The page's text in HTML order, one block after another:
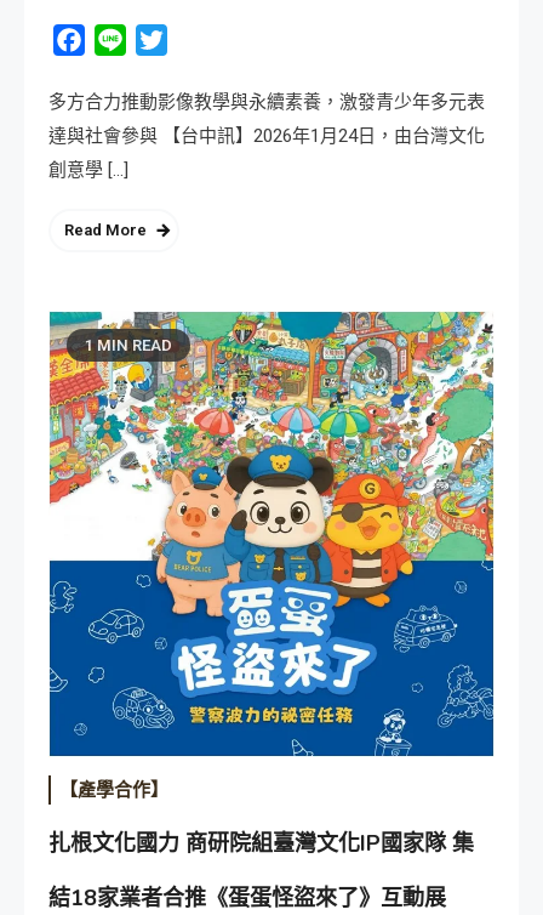
Facebook
Line
多方合力推動影像教學與永續素養，激發青少年多元表
達與社會參與 【台中訊】2026年1月24日，由台灣文化
創意學 […]
Read More
1 MIN READ
【產學合作】
扎根文化國力 商研院組臺灣文化IP國家隊 集
結18家業者合推《蛋蛋怪盜來了》互動展